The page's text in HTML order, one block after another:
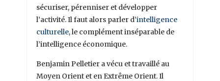
sécuriser, pérenniser et développer
l’activité. Il faut alors parler d’intelligence
culturelle, le complément inséparable de
l’intelligence économique.
Benjamin Pelletier a vécu et travaillé au
Moyen Orient et en Extrême Orient. Il